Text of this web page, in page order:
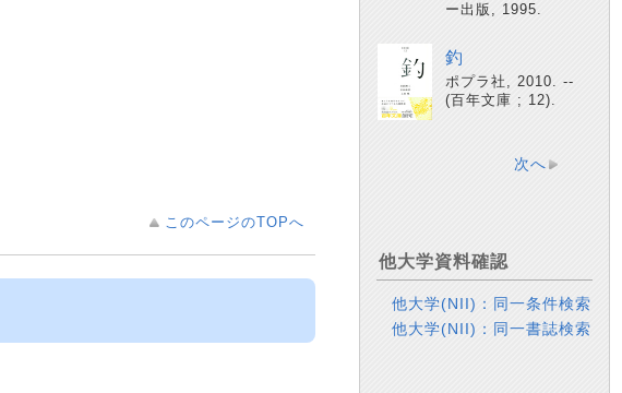
このページのTOPへ
ー出版, 1995.
釣
ポプラ社, 2010. --
(百年文庫 ; 12).
次へ
他大学資料確認
他大学(NII)：同一条件検索
他大学(NII)：同一書誌検索